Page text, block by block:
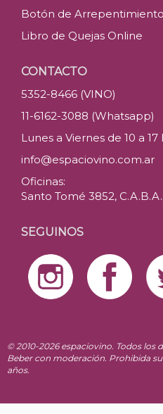
Botón de Arrepentimiento
Libro de Quejas Online
CONTACTO
5352-8466 (VINO)
11-6162-3088 (Whatsapp)
Lunes a Viernes de 10 a 17
info@espaciovino.com.ar
Oficinas:
Santo Tomé 3852,
SEGUINOS
© 2010-2026 espaciovino. Todos los
Beber con moderación. Prohibida
años.